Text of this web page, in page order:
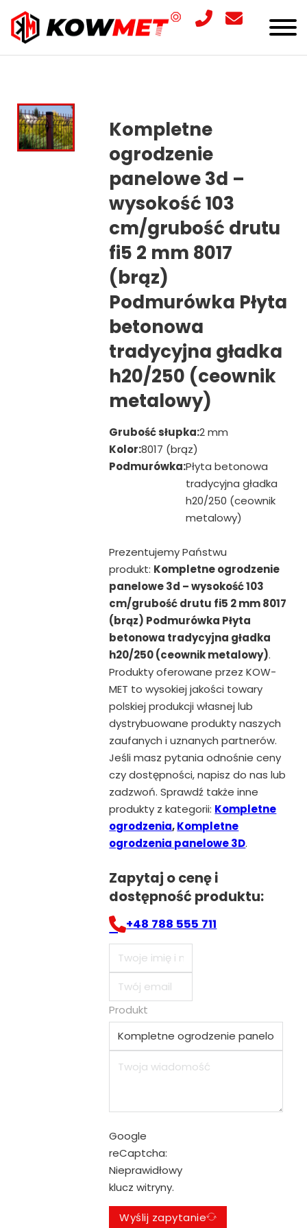
Kompletne
ogrodzenie
panelowe 3d –
wysokość 103
cm/grubość drutu
fi5 2 mm 8017
(brąz)
Podmurówka Płyta
betonowa
tradycyjna gładka
h20/250 (ceownik
metalowy)
Grubość słupka:2 mm
Kolor:8017 (brąz)
Podmurówka:Płyta betonowa
tradycyjna gładka
h20/250 (ceownik
metalowy)
Prezentujemy Państwu
produkt: Kompletne ogrodzenie
panelowe 3d – wysokość 103
cm/grubość drutu fi5 2 mm 8017
(brąz) Podmurówka Płyta
betonowa tradycyjna gładka
h20/250 (ceownik metalowy).
Produkty oferowane przez KOW-
MET to wysokiej jakości towary
polskiej produkcji własnej lub
dystrybuowane produkty naszych
zaufanych i uznanych partnerów.
Jeśli masz pytania odnośnie ceny
czy dostępności, napisz do nas lub
zadzwoń. Sprawdź także inne
produkty z kategorii: Kompletne
ogrodzenia,Kompletne
ogrodzenia panelowe 3D.
Zapytaj o cenę i
dostępność produktu:
+48 788 555 711
Produkt
Google
reCaptcha:
Nieprawidłowy
klucz witryny.
Wyślij zapytanie